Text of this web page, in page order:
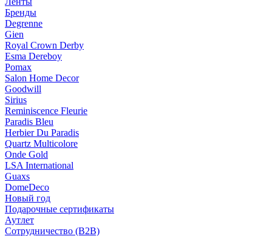
Бренды
Degrenne
Gien
Royal Crown Derby
Esma Dereboy
Pomax
Salon Home Decor
Goodwill
Sirius
Reminiscence Fleurie
Paradis Bleu
Herbier Du Paradis
Quartz Multicolore
Onde Gold
LSA International
Guaxs
DomeDeco
Новый год
Подарочные сертификаты
Аутлет
Сотрудничество (B2B)